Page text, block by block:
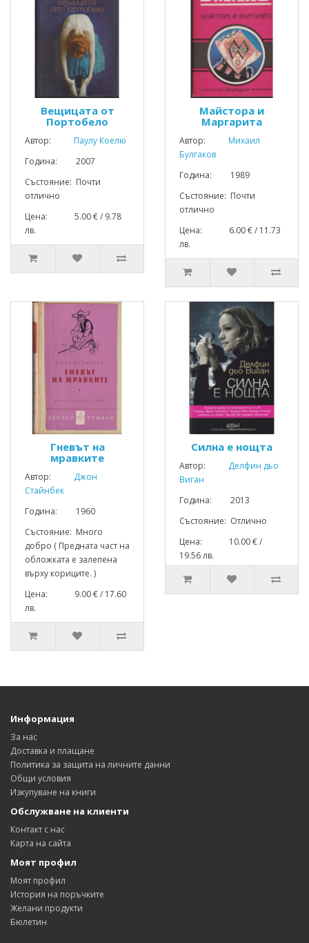
Вещицата от
Портобело
Автор:
Паулу Коелю
Година: 2007
Състояние: Почти
отлично
Цена: 5.00 € / 9.78
лв.
Майстора и
Маргарита
Автор:
Михаил
Булгаков
Година: 1989
Състояние: Почти
отлично
Цена: 6.00 € / 11.73
лв.
Гневът на
мравките
Автор:
Джон
Стайнбек
Година: 1960
Състояние: Много
добро ( Предната част на
обложката е залепена
върху кориците. )
Цена: 9.00 € / 17.60
лв.
Силна е нощта
Автор:
Делфин дьо
Виган
Година: 2013
Състояние: Отлично
Цена: 10.00 € /
19.56 лв.
Информация
За нас
Доставка и плащане
Политика за защита на личните данни
Общи условия
Изкупуване на книги
Обслужване на клиенти
Контакт с нас
Карта на сайта
Моят профил
Моят профил
История на поръчките
Желани продукти
Бюлетин